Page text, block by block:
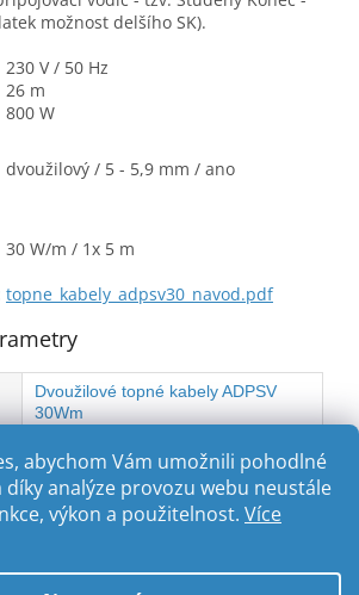
abychom Vám umožnili pohodlné
analýze provozu webu neustále
výkon a použitelnost. Více
možnost delšího SK).
230 V / 50 Hz
26 m
800 W
dvoužilový / 5 - 5,9 mm / ano
30 W/m / 1x 5 m
topne_kabely_adpsv30_navod.pdf
Dvoužilové topné kabely ADPSV
30Wm
800 W